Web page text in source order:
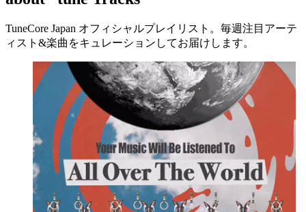
TuneCore Japan オフィシャルプレイリスト。毎週注目アーテ
ィスト&楽曲をキュレーションしてお届けします。